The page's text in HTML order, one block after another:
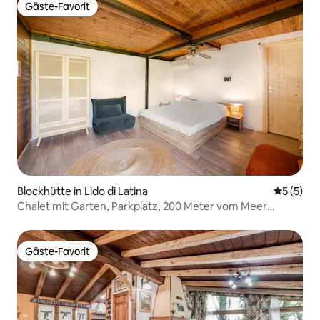
Gäste-Favorit
Gäste-Favorit
Blockhütte in Lido di Latina
5 (5)
Chalet mit Garten, Parkplatz, 200 Meter vom Meer
Gäste-Favorit
Gäste-Favorit